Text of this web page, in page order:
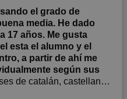
el grado de
media. He dado
17 años. Me gusta
esta el alumno y el
a partir de ahí me
según sus
de catalán, castellano,
historia del arte. Me